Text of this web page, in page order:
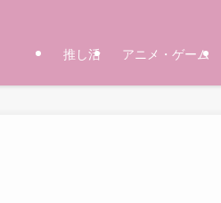
推し活 アニメ・ゲーム